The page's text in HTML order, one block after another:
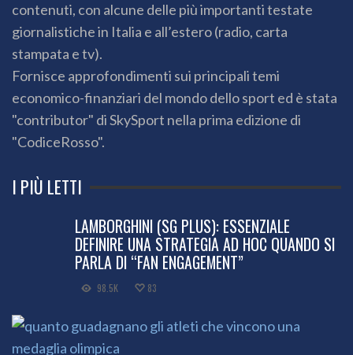
contenuti, con alcune delle più importanti testate
giornalistiche in Italia e all’estero (radio, carta
stampata e tv).
Fornisce approfondimenti sui principali temi
economico-finanziari del mondo dello sport ed è stata
"contributor" di SkySport nella prima edizione di
"CodiceRosso".
I PIÙ LETTI
LAMBORGHINI (SG PLUS): ESSENZIALE
DEFINIRE UNA STRATEGIA AD HOC QUANDO SI
PARLA DI “FAN ENGAGEMENT”
98.5K 83